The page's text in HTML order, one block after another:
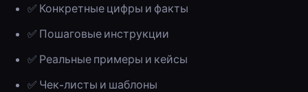
✅ Конкретные цифры и факты
✅ Пошаговые инструкции
✅ Реальные примеры и кейсы
✅ Чек-листы и шаблоны